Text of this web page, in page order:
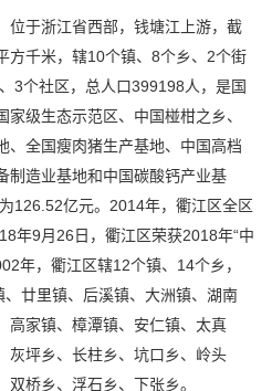
位于浙江省西部，钱塘江上游，截
方千米，辖10个镇、8个乡、2个街
3个社区，总人口399198人，是国
级生态示范区、中国椪柑之乡、
、全国瘦肉猪生产基地、中国高档
制造业基地和中国碳酸钙产业基
126.52亿元。2014年，衢江区全区
年9月26日，衢江区荣获2018年“中
年，衢江区辖12个镇、14个乡，
廿里镇、后溪镇、大洲镇、湖南
高家镇、樟潭镇、安仁镇、太真
灰坪乡、长柱乡、坑口乡、岭头
桥乡、浮石乡、下张乡。